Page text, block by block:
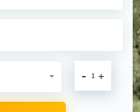
+
-